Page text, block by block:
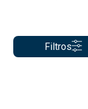
Filtros